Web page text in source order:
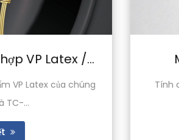
Mủ NBR cho ngành
Tính chất hóa học Các sản phẩm cao su NBR của
chúng tôi, TC-N401R và